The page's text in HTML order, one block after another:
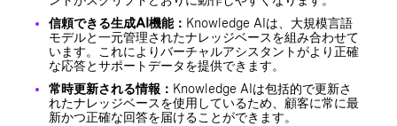
信頼できる生成AI機能： Knowledge AIは、大規模言語
モデルと一元管理されたナレッジベースを組み合わせて
います。これによりバーチャルアシスタントがより正確
な応答とサポートデータを提供できます。
常時更新される情報： Knowledge AIは包括的で更新さ
れたナレッジベースを使用しているため、顧客に常に最
新かつ正確な回答を届けることができます。